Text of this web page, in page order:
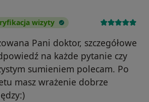
wizyty
Pani doktor, szczegółowe
na każde pytanie czy
sumieniem polecam. Po
masz wrażenie dobrze